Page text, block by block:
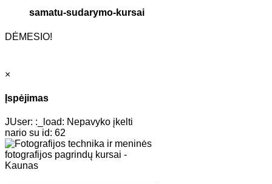
samatu-sudarymo-kursai
DĖMESIO!
×
Įspėjimas
JUser: :_load: Nepavyko įkelti
nario su id: 62